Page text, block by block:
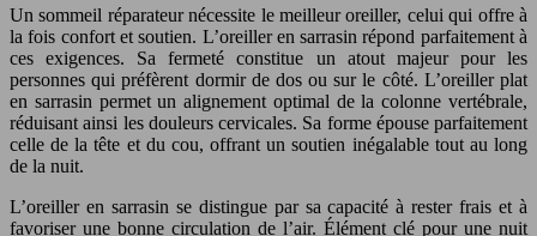
Un sommeil réparateur nécessite le meilleur oreiller, celui qui offre à
la fois confort et soutien. L’oreiller en sarrasin répond parfaitement à
ces exigences. Sa fermeté constitue un atout majeur pour les
personnes qui préfèrent dormir de dos ou sur le côté. L’oreiller plat
en sarrasin permet un alignement optimal de la colonne vertébrale,
réduisant ainsi les douleurs cervicales. Sa forme épouse parfaitement
celle de la tête et du cou, offrant un soutien inégalable tout au long
de la nuit.
L’oreiller en sarrasin se distingue par sa capacité à rester frais et à
favoriser une bonne circulation de l’air. Élément clé pour une nuit